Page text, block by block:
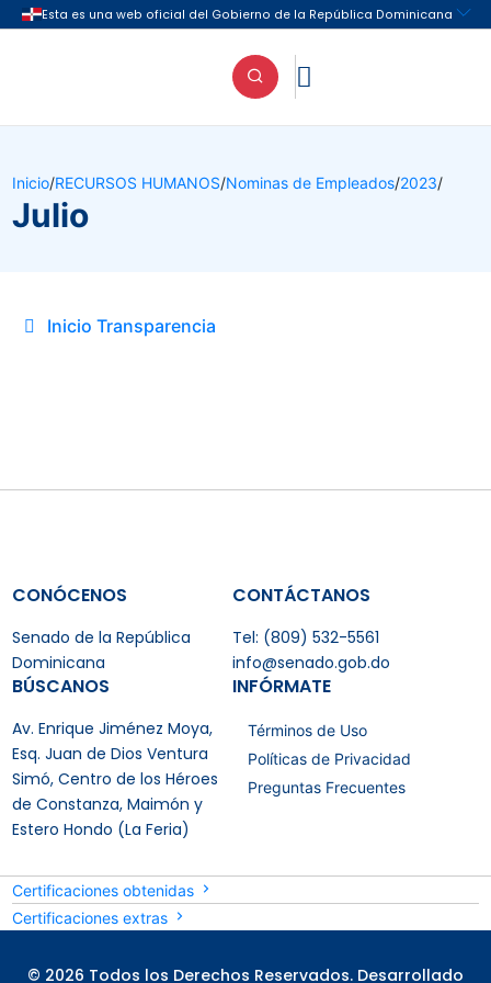

Inicio/RECURSOS HUMANOS/Nominas de Empleados/2023/
Julio
Inicio Transparencia
CONÓCENOS
Senado de la República
Dominicana
CONTÁCTANOS
Tel: (809) 532-5561
info@senado.gob.do
BÚSCANOS
Av. Enrique Jiménez Moya,
Esq. Juan de Dios Ventura
Simó, Centro de los Héroes
de Constanza, Maimón y
Estero Hondo (La Feria)
INFÓRMATE
Términos de Uso
Políticas de Privacidad
Preguntas Frecuentes
Certificaciones obtenidas
Certificaciones extras
© 2026 Todos los Derechos Reservados. Desarrollado